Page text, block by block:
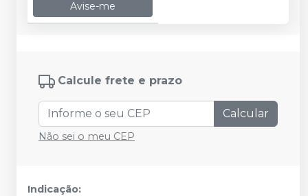
Avise-me
Calcule frete e prazo
Calcular
Não sei o meu CEP
Indicação: